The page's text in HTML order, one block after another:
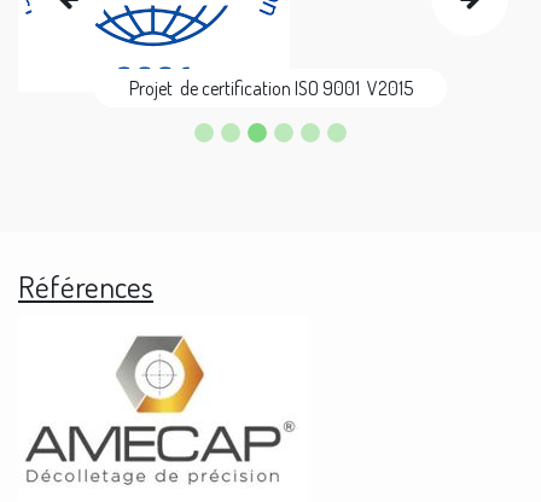
Projet de certification ISO 9001 V2015
Previous
Références